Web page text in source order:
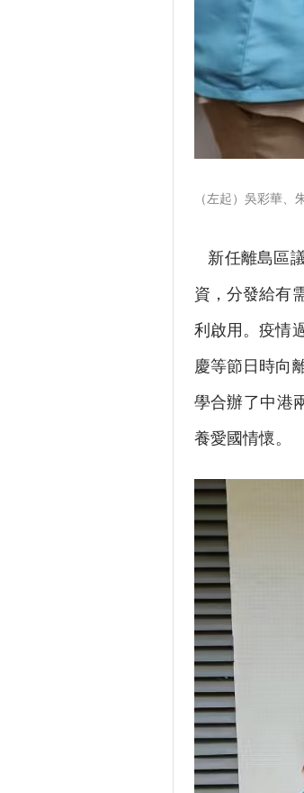
（左起）吳彩華、
新任離島區
資，分發給有
利啟用。疫情
慶等節日時向
學合辦了中港
養愛國情懷。